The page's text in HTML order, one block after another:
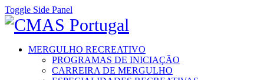
Toggle Side Panel
MERGULHO RECREATIVO
PROGRAMAS DE INICIAÇÃO
CARREIRA DE MERGULHO